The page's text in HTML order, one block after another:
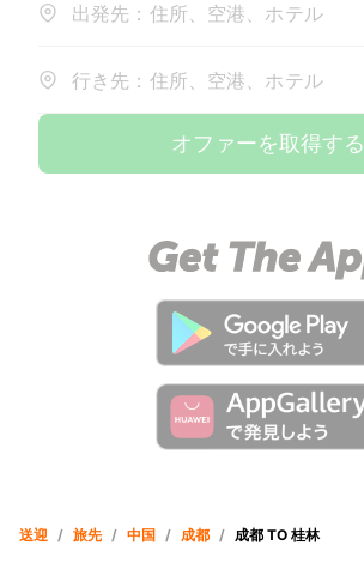
出発先：住所、空港、ホテル
行き先：住所、空港、ホテル
オファーを取得する
送迎 / 旅先 / 中国 / 成都 / 成都 TO 桂林